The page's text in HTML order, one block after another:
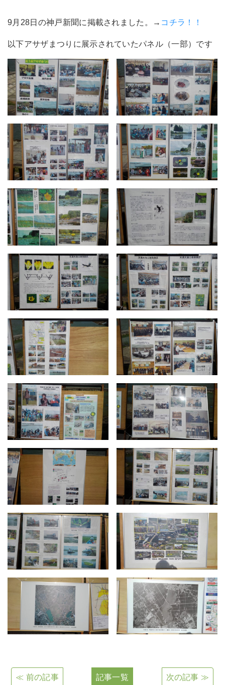
9月28日の神戸新聞に掲載されました。→ コチラ！！
以下アサザまつりに展示されていたパネル（一部）です
≪ 前の記事 記事一覧 次の記事 ≫